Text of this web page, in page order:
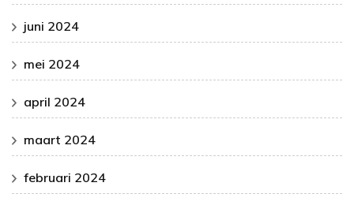
juni 2024
mei 2024
april 2024
maart 2024
februari 2024